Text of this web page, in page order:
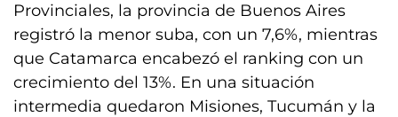
Provinciales, la provincia de Buenos Aires
registró la menor suba, con un 7,6%, mientras
que Catamarca encabezó el ranking con un
crecimiento del 13%. En una situación
intermedia quedaron Misiones, Tucumán y la